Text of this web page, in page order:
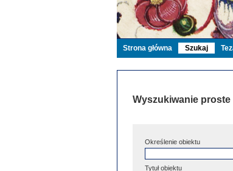
Strona główna Szukaj
Wyszukiwanie proste
Określenie obiektu
Tytuł obiektu